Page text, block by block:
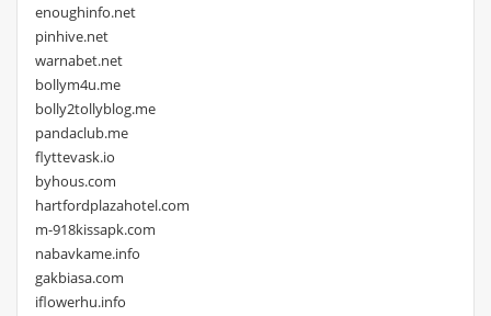
enoughinfo.net
pinhive.net
warnabet.net
bollym4u.me
bolly2tollyblog.me
pandaclub.me
flyttevask.io
byhous.com
hartfordplazahotel.com
m-918kissapk.com
nabavkame.info
gakbiasa.com
iflowerhu.info